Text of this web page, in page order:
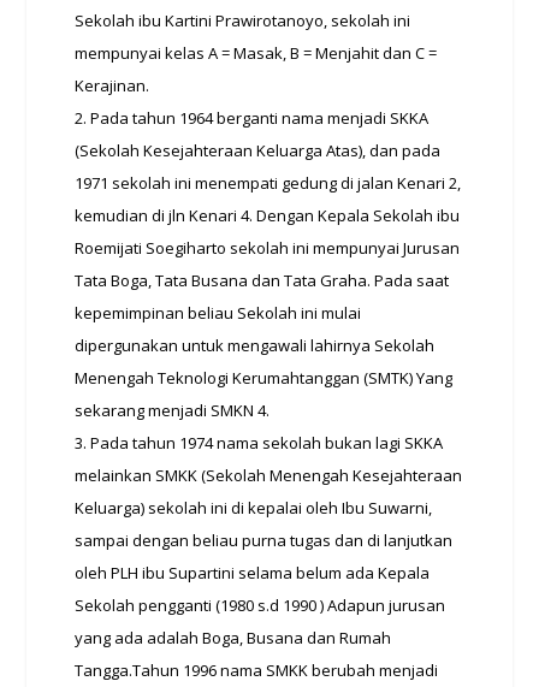
Sekolah ibu Kartini Prawirotanoyo, sekolah ini
mempunyai kelas A = Masak, B = Menjahit dan C =
Kerajinan.
2. Pada tahun 1964 berganti nama menjadi SKKA
(Sekolah Kesejahteraan Keluarga Atas), dan pada
1971 sekolah ini menempati gedung di jalan Kenari 2,
kemudian di jln Kenari 4. Dengan Kepala Sekolah ibu
Roemijati Soegiharto sekolah ini mempunyai Jurusan
Tata Boga, Tata Busana dan Tata Graha. Pada saat
kepemimpinan beliau Sekolah ini mulai
dipergunakan untuk mengawali lahirnya Sekolah
Menengah Teknologi Kerumahtanggan (SMTK) Yang
sekarang menjadi SMKN 4.
3. Pada tahun 1974 nama sekolah bukan lagi SKKA
melainkan SMKK (Sekolah Menengah Kesejahteraan
Keluarga) sekolah ini di kepalai oleh Ibu Suwarni,
sampai dengan beliau purna tugas dan di lanjutkan
oleh PLH ibu Supartini selama belum ada Kepala
Sekolah pengganti (1980 s.d 1990 ) Adapun jurusan
yang ada adalah Boga, Busana dan Rumah
Tangga.Tahun 1996 nama SMKK berubah menjadi